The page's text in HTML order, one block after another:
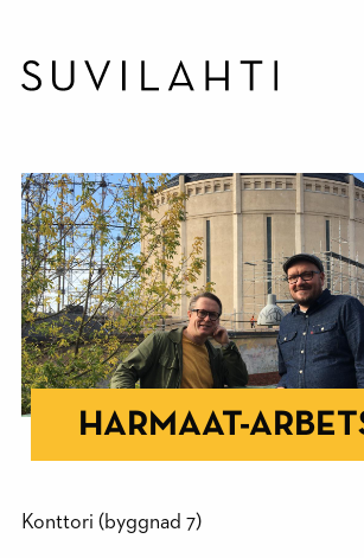
huvudinnehåll
HARMAAT-
Konttori (byggnad 7)